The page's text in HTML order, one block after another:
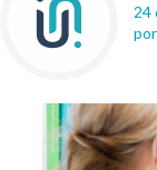
24
por